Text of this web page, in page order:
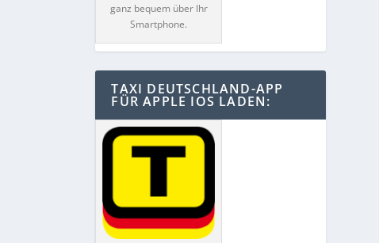
ganz bequem über Ihr
Smartphone.
TAXI DEUTSCHLAND-APP
FÜR APPLE IOS LADEN: